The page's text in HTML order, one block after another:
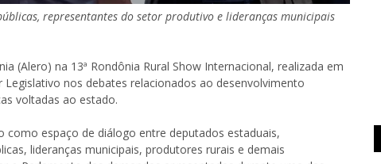
representantes do setor produtivo e lideranças municipais
(Alero) na 13ª Rondônia Rural Show Internacional, realizada em
nos debates relacionados ao desenvolvimento
voltadas ao estado.
espaço de diálogo entre deputados estaduais,
lideranças municipais, produtores rurais e demais